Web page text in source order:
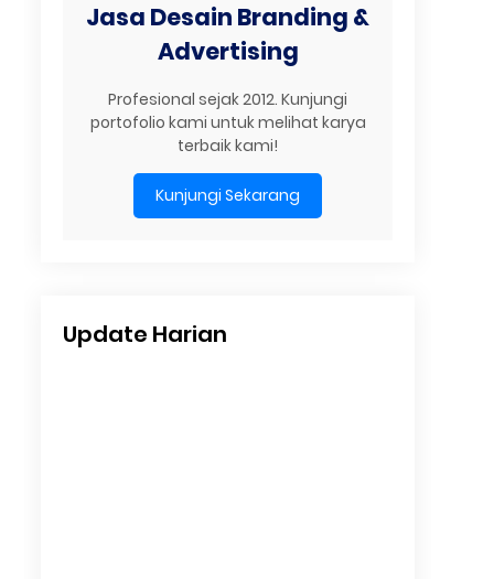
Jasa Desain Branding &
Advertising
Profesional sejak 2012. Kunjungi
portofolio kami untuk melihat karya
terbaik kami!
Kunjungi Sekarang
Update Harian